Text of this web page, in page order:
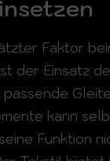
Faktor
der Einsatz
passende
kann
Funktion